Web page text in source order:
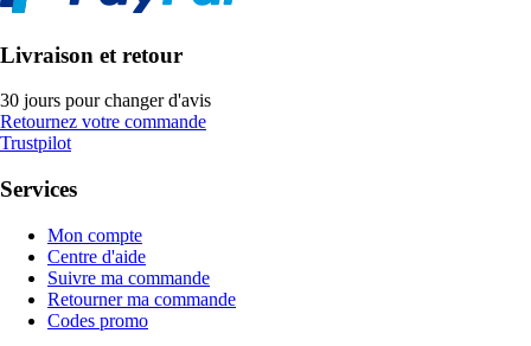
Livraison et retour
30 jours pour changer d'avis
Retournez votre commande
Trustpilot
Services
Mon compte
Centre d'aide
Suivre ma commande
Retourner ma commande
Codes promo